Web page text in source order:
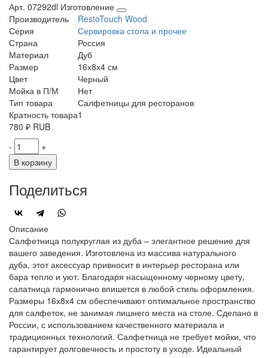
Арт. 07292dl Изготовление
Производитель
RestoTouch Wood
Серия
Сервировка стола и прочее
Страна
Россия
Материал
Дуб
Размер
16х8х4 см
Цвет
Черный
Мойка в П/М
Нет
Тип товара
Салфетницы для ресторанов
Кратность товара1
780 ₽ RUB
-
+
В корзину
Поделиться
Описание
Салфетница полукруглая из дуба – элегантное решение для
вашего заведения. Изготовлена из массива натурального
дуба, этот аксессуар привносит в интерьер ресторана или
бара тепло и уют. Благодаря насыщенному черному цвету,
салатница гармонично впишется в любой стиль оформления.
Размеры 16х8х4 см обеспечивают оптимальное пространство
для салфеток, не занимая лишнего места на столе. Сделано в
России, с использованием качественного материала и
традиционных технологий. Салфетница не требует мойки, что
гарантирует долговечность и простоту в уходе. Идеальный